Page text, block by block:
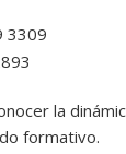
3309
la
formativo.